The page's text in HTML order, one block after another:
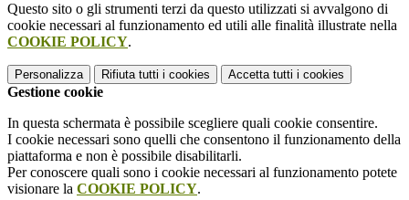
Questo sito o gli strumenti terzi da questo utilizzati si avvalgono di
cookie necessari al funzionamento ed utili alle finalità illustrate nella
COOKIE POLICY.
Personalizza Rifiuta tutti i cookies Accetta tutti i cookies
Gestione cookie
In questa schermata è possibile scegliere quali cookie consentire.
I cookie necessari sono quelli che consentono il funzionamento della
piattaforma e non è possibile disabilitarli.
Per conoscere quali sono i cookie necessari al funzionamento potete
visionare la COOKIE POLICY.